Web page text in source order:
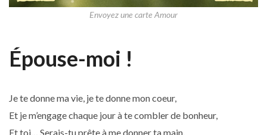
Envoyez une carte Amour
Épouse-moi !
Je te donne ma vie, je te donne mon coeur,
Et je m’engage chaque jour à te combler de bonheur,
Et toi… Serais-tu prête à me donner ta main,